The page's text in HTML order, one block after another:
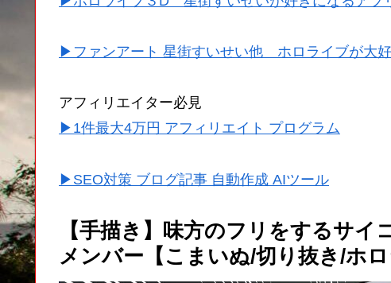
▶ファンアート 星街すいせい他 ホロライブが大好
アフィリエイター必見
▶1件最大4万円 アフィリエイト プログラム
▶SEO対策 ブログ記事 自動作成 AIツール
【手描き】味方のフリをするサ
メンバー【こまいぬ/切り抜き/ホロ